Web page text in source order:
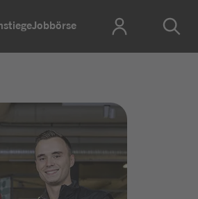
Jobbörse